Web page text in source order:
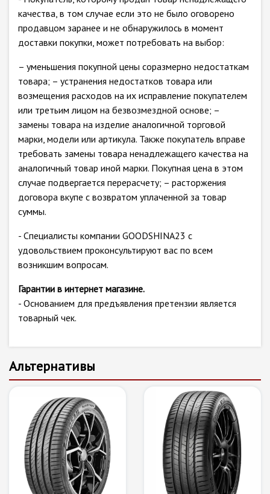
качества, в том случае если это не было оговорено
продавцом заранее и не обнаружилось в момент
доставки покупки, может потребовать на выбор:
– уменьшения покупной цены соразмерно недостаткам
товара; – устранения недостатков товара или
возмещения расходов на их исправление покупателем
или третьим лицом на безвозмездной основе; –
замены товара на изделие аналогичной торговой
марки, модели или артикула. Также покупатель вправе
требовать замены товара ненадлежащего качества на
аналогичный товар иной марки. Покупная цена в этом
случае подвергается перерасчету; – расторжения
договора вкупе с возвратом уплаченной за товар
суммы.
- Специалисты компании GOODSHINA23 с
удовольствием проконсультируют вас по всем
возникшим вопросам.
Гарантии в интернет магазине.
- Основанием для предъявления претензии является
товарный чек.
Альтернативы